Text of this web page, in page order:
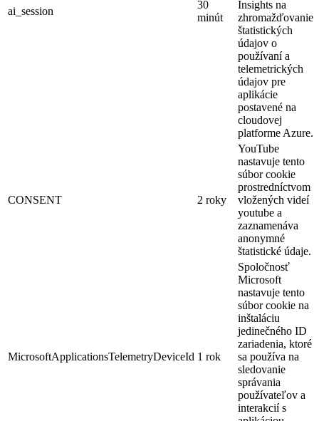
ai_session
30
minút
Insights na
zhromažďovanie
štatistických
údajov o
používaní a
telemetrických
údajov pre
aplikácie
postavené na
cloudovej
platforme Azure.
CONSENT 2 roky
YouTube
nastavuje tento
súbor cookie
prostredníctvom
vložených videí
youtube a
zaznamenáva
anonymné
štatistické údaje.
MicrosoftApplicationsTelemetryDeviceId 1 rok
Spoločnosť
Microsoft
nastavuje tento
súbor cookie na
inštaláciu
jedinečného ID
zariadenia, ktoré
sa používa na
sledovanie
správania
používateľov a
interakcií s